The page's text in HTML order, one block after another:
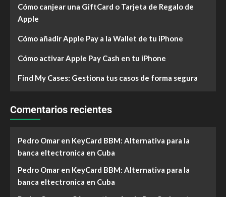
Cómo canjear una GiftCard o Tarjeta de Regalo de
Apple
Cómo añadir Apple Pay a la Wallet de tu iPhone
Cómo activar Apple Pay Cash en tu iPhone
Find My Cases: Gestiona tus casos de forma segura
Comentarios recientes
Pedro Omar en KeyCard BBM: Alternativa para la
banca eltectronica en Cuba
Pedro Omar en KeyCard BBM: Alternativa para la
banca eltectronica en Cuba